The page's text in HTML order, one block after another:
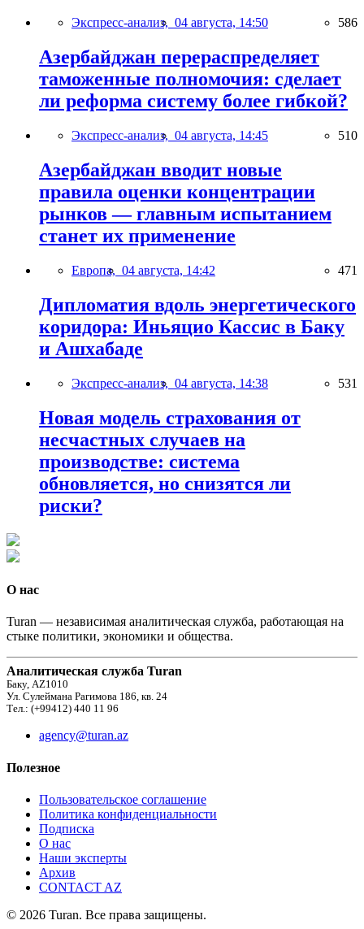
Экспресс-анализ, 04 августа, 14:50 586
Азербайджан перераспределяет
таможенные полномочия: сделает
ли реформа систему более гибкой?
Экспресс-анализ, 04 августа, 14:45 510
Азербайджан вводит новые
правила оценки концентрации
рынков — главным испытанием
станет их применение
Европа, 04 августа, 14:42 471
Дипломатия вдоль энергетического
коридора: Иньяцио Кассис в Баку
и Ашхабаде
Экспресс-анализ, 04 августа, 14:38 531
Новая модель страхования от
несчастных случаев на
производстве: система
обновляется, но снизятся ли
риски?
О нас
Turan — независимая аналитическая служба, работающая на
стыке политики, экономики и общества.
Аналитическая служба Turan
Баку, AZ1010
Ул. Сулеймана Рагимова 186, кв. 24
Тел.: (+99412) 440 11 96
agency@turan.az
Полезное
Пользовательское соглашение
Политика конфиденциальности
Подписка
О нас
Наши эксперты
Архив
CONTACT AZ
© 2026 Turan. Все права защищены.